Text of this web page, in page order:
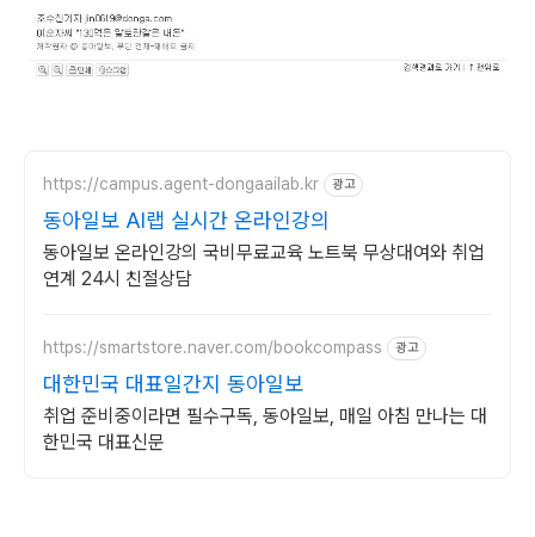
https://campus.agent-dongaailab.kr 광고
동아일보 AI랩 실시간 온라인강의
동아일보 온라인강의 국비무료교육 노트북 무상대여와 취업
연계 24시 친절상담
https://smartstore.naver.com/bookcompass 광고
대한민국 대표일간지 동아일보
취업 준비중이라면 필수구독, 동아일보, 매일 아침 만나는 대
한민국 대표신문